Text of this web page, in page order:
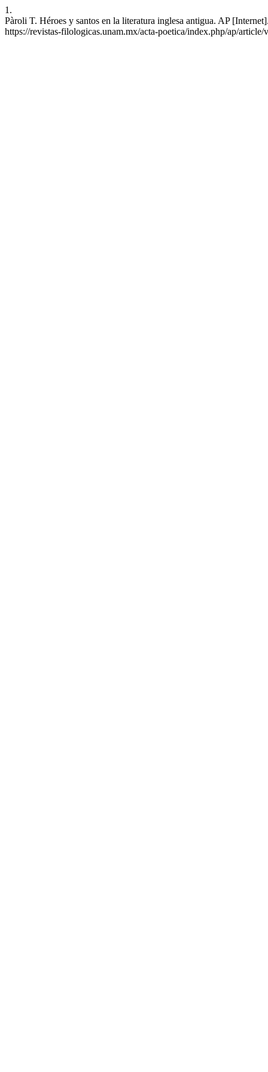
1.
Pàroli T. Héroes y santos en la literatura inglesa antigua. AP
https://revistas-filologicas.unam.mx/acta-poetica/index.php/ap/article/